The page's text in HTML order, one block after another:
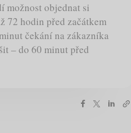
možnost objednat si
72 hodin před začátkem
čekání na zákazníka
– do 60 minut před